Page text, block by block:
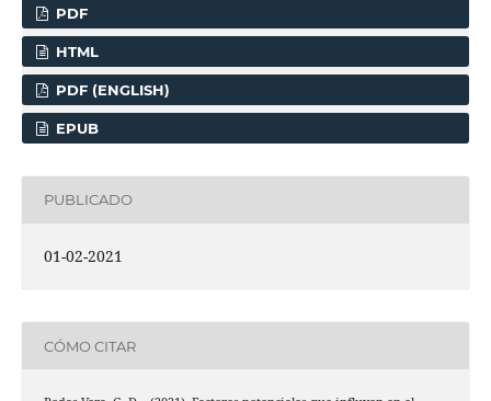
PDF
HTML
PDF (ENGLISH)
EPUB
PUBLICADO
01-02-2021
CÓMO CITAR